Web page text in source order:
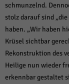
schmunzelnd.
stolz darauf sind
haben. „Wir haben
Krüsel sichtbar
Rekonstruktion des
Heilige nun wieder
erkennbar gestaltet
Statistiken (1)
Statistik Cookies
uns zu verstehen,
Marketing (1)